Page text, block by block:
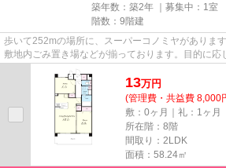
築年数：築2年 ｜募集中： 1室
階数：9階建
歩いて252mの場所に、スーパーコノミヤがありま
敷地内ごみ置き場などが揃っております。目的に応
13万円
(管理費・共益費 8,000
敷：0ヶ月｜礼：1ヶ月
所在階：8階
間取り：2LDK
面積：58.24㎡